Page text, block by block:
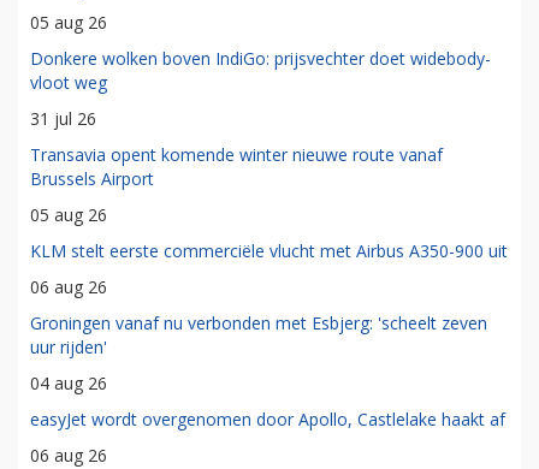
05 aug 26
Donkere wolken boven IndiGo: prijsvechter doet widebody-
vloot weg
31 jul 26
Transavia opent komende winter nieuwe route vanaf
Brussels Airport
05 aug 26
KLM stelt eerste commerciële vlucht met Airbus A350-900 uit
06 aug 26
Groningen vanaf nu verbonden met Esbjerg: 'scheelt zeven
uur rijden'
04 aug 26
easyJet wordt overgenomen door Apollo, Castlelake haakt af
06 aug 26